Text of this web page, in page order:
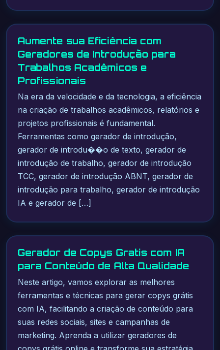
Aumente sua Eficiência com
Geradores de Introdução para
Trabalhos Acadêmicos e
Profissionais
Na era da velocidade e da tecnologia, a eficiência
na criação de trabalhos acadêmicos, relatórios e
projetos profissionais é fundamental.
Ferramentas como gerador de introdução,
gerador de introdu��o de texto, gerador de
introdução de trabalho, gerador de introdução
TCC, gerador de introdução ABNT, gerador de
introdução para trabalho, gerador de introdução
IA e gerador de […]
Gerador de Copys Gratis com IA
para Conteúdo de Alta Qualidade
Neste artigo, vamos explorar as melhores
ferramentas e técnicas para gerar copys grátis
com IA, facilitando a criação de conteúdo para
suas redes sociais, sites e campanhas de
marketing. Aprenda a utilizar geradores de